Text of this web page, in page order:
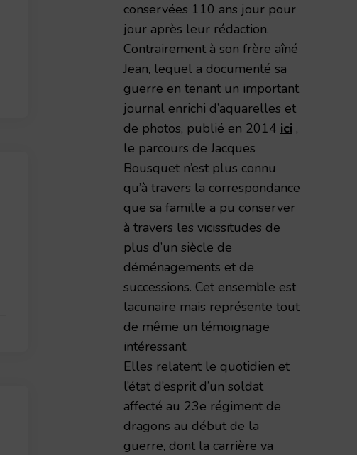
conservées 110 ans jour pour
jour après leur rédaction.
Contrairement à son frère aîné
Jean, lequel a documenté sa
guerre en tenant un important
journal enrichi d’aquarelles et
de photos, publié en 2014 ici ,
le parcours de Jacques
Bousquet n’est plus connu
qu’à travers la correspondance
que sa famille a pu conserver
à travers les vicissitudes de
plus d’un siècle de
déménagements et de
successions. Cet ensemble est
lacunaire mais représente tout
de même un témoignage
intéressant.
Elles relatent le quotidien et
l’état d’esprit d’un soldat
affecté au 23e régiment de
dragons au début de la
guerre, dont la carrière va